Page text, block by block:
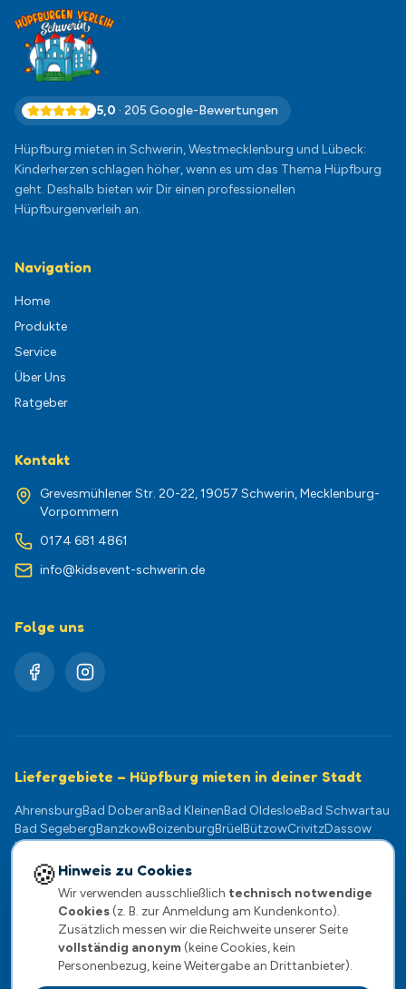
5,0 · 205 Google-Bewertungen
Hüpfburg mieten in Schwerin, Westmecklenburg und Lübeck:
Kinderherzen schlagen höher, wenn es um das Thema Hüpfburg
geht. Deshalb bieten wir Dir einen professionellen
Hüpfburgenverleih an.
Navigation
Home
Produkte
Service
Über Uns
Ratgeber
Kontakt
Grevesmühlener Str. 20-22, 19057 Schwerin, Mecklenburg-
Vorpommern
0174 681 4861
info@kidsevent-schwerin.de
Folge uns
Liefergebiete – Hüpfburg mieten in deiner Stadt
AhrensburgBad DoberanBad KleinenBad OldesloeBad Schwartau
Bad SegebergBanzkowBoizenburgBrüelBützowCrivitzDassow
Dömitz
Güstrow HagenowKlützKühlungsborn
Lübeck
PampowParchimPlate Plau am SeeRatzeburgRehnaReinfeld
RostockScharbeutzSchwaanSchwarzenbekSchwerinSternberg
StockelsdorfStralendorfTeterowTimmendorfer Strand
TravemündeWarnemündeWentorfWismarWittenburg Zarrentin
🍪 Hinweis zu Cookies
Wir verwenden ausschließlich technisch notwendige
Cookies(z. B. zur Anmeldung am Kundenkonto).
Zusätzlich messen wir die Reichweite unserer Seite
vollständig anonym (keine Cookies, kein
Personenbezug, keine Weitergabe an Drittanbieter).